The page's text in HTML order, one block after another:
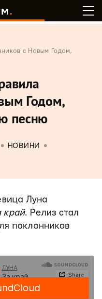
с Новым Годом,
Годом,
песню
НОВИНИ
Луна
край. Релиз стал
поклонников